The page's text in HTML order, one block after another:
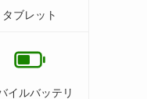
タブレット
イルバッテリ